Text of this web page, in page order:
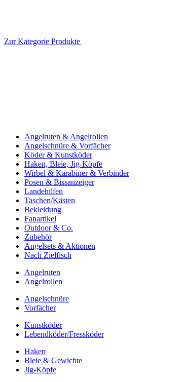
Zur Kategorie Produkte
Angelruten & Angelrollen
Angelschnüre & Vorfächer
Köder & Kunstköder
Haken, Bleie, Jig-Köpfe
Wirbel & Karabiner & Verbinder
Posen & Bissanzeiger
Landehilfen
Taschen/Kästen
Bekleidung
Fanartikel
Outdoor & Co.
Zubehör
Angelsets & Aktionen
Nach Zielfisch
Angelruten
Angelrollen
Angelschnüre
Vorfächer
Kunstköder
Lebendköder/Fressköder
Haken
Bleie & Gewichte
Jig-Köpfe